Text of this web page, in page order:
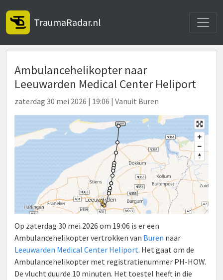
TraumaRadar.nl
Ambulancehelikopter naar
Leeuwarden Medical Center Heliport
zaterdag 30 mei 2026 | 19:06 | Vanuit Buren
Op zaterdag 30 mei 2026 om 19:06 is er een
Ambulancehelikopter vertrokken van Buren naar
Leeuwarden Medical Center Heliport. Het gaat om de
Ambulancehelikopter met registratienummer PH-HOW.
De vlucht duurde 10 minuten. Het toestel heeft in die